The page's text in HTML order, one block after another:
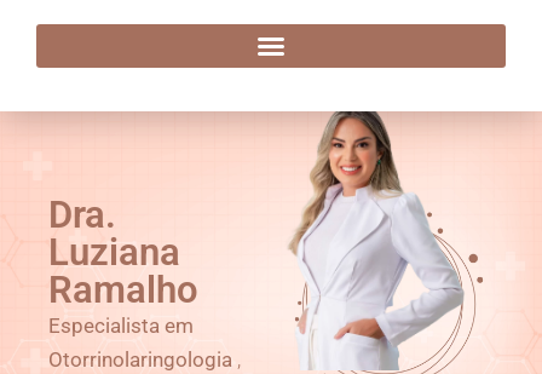
Dra. Luziana Ramalho
Dra.
Luziana
Ramalho
Especialista em
Otorrinolaringologia ,